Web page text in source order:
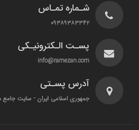
شـماره تمـاس
۰۹۳۸۹۳۸۳۳۴۲
پسـت الـکترونیـکی
info@ramezan.com
آدرس پسـتی
جمهوری اسلامی ایران - سایت جامع